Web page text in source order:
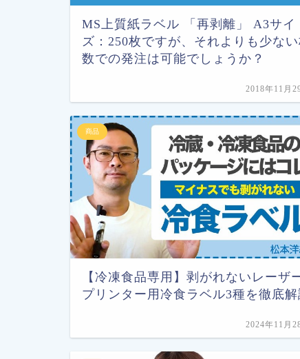
MS上質紙ラベル 「再剥離」 A3サイ
ズ：250枚ですが、それよりも少ない
数での発注は可能でしょうか？
2018年11月
商品
【冷凍食品専用】剥がれないレーザ
プリンター用冷食ラベル3種を徹底解
2024年11月